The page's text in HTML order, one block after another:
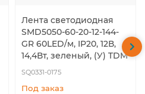
Лента светодиодная
SMD5050-60-20-12-144-
GR 60LED/м, IP20, 12В,
14,4Вт, зеленый, (У) TDM
SQ0331-0175
Под заказ